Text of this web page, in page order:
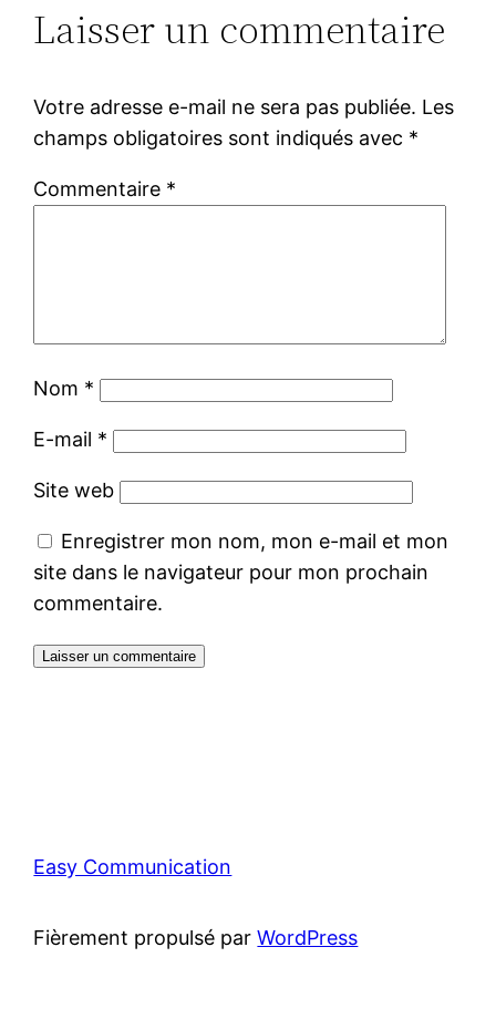
Laisser un commentaire
Votre adresse e-mail ne sera pas publiée. Les
champs obligatoires sont indiqués avec *
Commentaire *
Nom *
E-mail *
Site web
Enregistrer mon nom, mon e-mail et mon
site dans le navigateur pour mon prochain
commentaire.
Easy Communication
Fièrement propulsé parWordPress